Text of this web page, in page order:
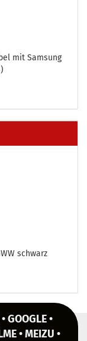
mit Sam­sung
schwarz
GOOGLE •
• MEIZU •